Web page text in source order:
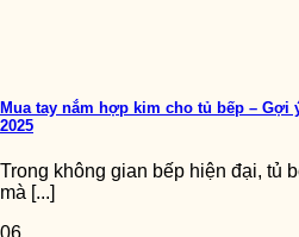
Mua tay nắm hợp kim cho tủ bếp – Gợi
2025
Trong không gian bếp hiện đại, tủ
mà [...]
06